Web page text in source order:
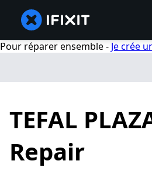
Pour réparer ensemble - Je crée
TEFAL
Repair